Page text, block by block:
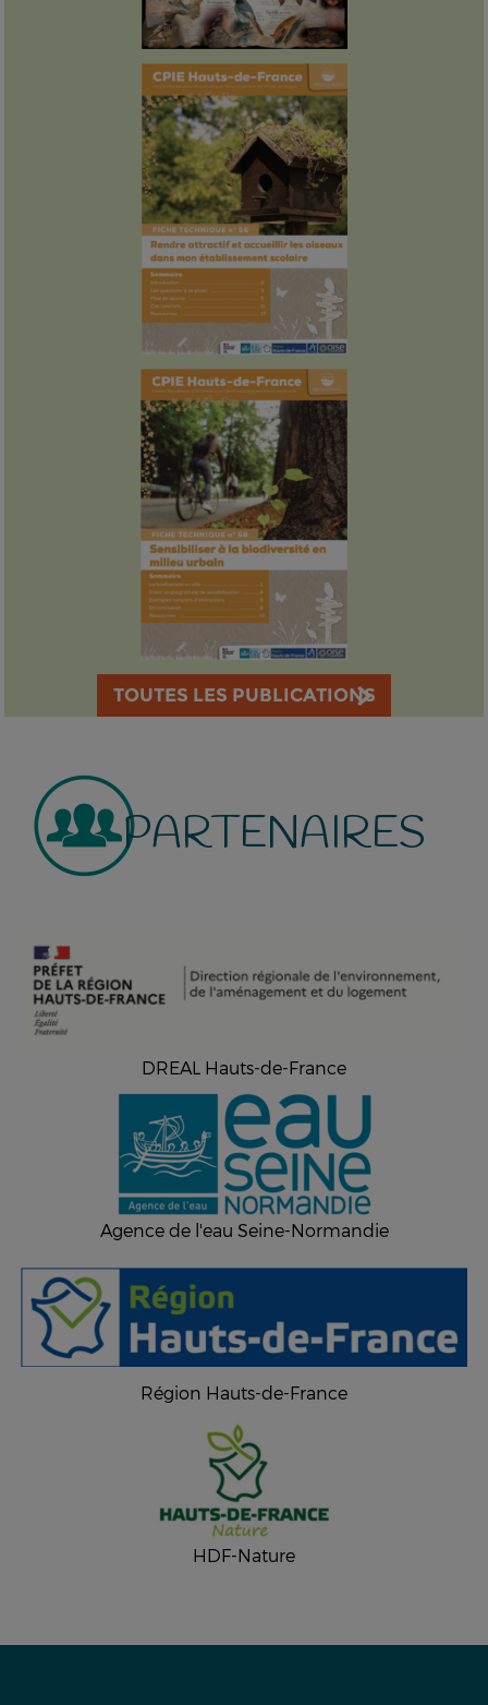
TOUTES LES PUBLICATIONS
PARTENAIRES
DREAL Hauts-de-France
Agence de l'eau Seine-Normandie
Région Hauts-de-France
HDF-Nature